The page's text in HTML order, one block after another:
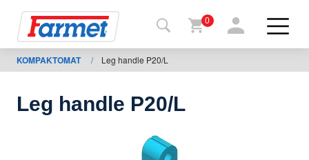
Powrót
do
Farmet
0
KOMPAKTOMAT / Leg handle P20/L
Leg handle P20/L